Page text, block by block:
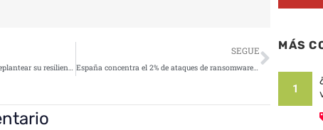
La IA obliga a las empresas a replantear su resiliencia
SEGUE
España concentra el 2% de ataques de ransomware en 2026
MÁS
1